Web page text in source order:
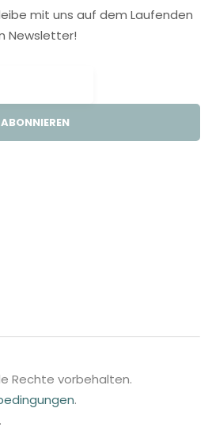
mit uns auf dem Laufenden
Newsletter!
ABONNIEREN
Rechte vorbehalten.
.
.